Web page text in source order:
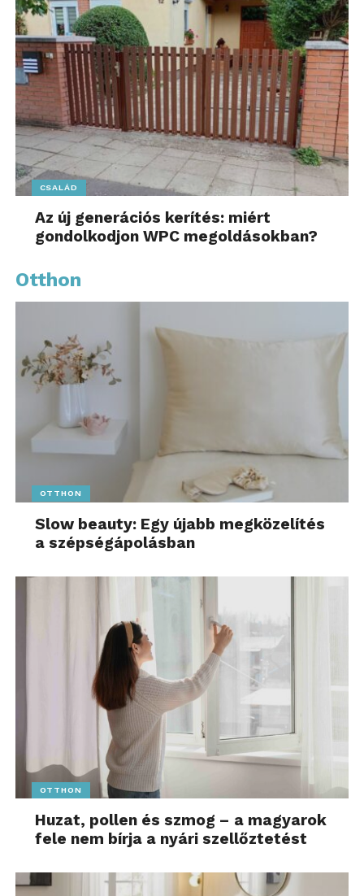
CSALÁD
Az új generációs kerítés: miért
gondolkodjon WPC megoldásokban?
Otthon
OTTHON
Slow beauty: Egy újabb megközelítés
a szépségápolásban
OTTHON
Huzat, pollen és szmog – a magyarok
fele nem bírja a nyári szellőztetést